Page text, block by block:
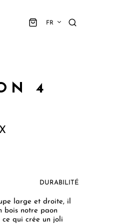
FR
4
DURABILITÉ
large et droite, il
bois notre paon
qui crée un joli